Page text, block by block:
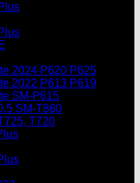
2024 P620 P625
2022 P613 P619
SM-P615
SM-T860
T720